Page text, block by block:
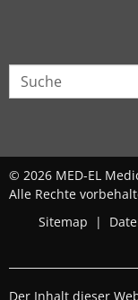
© 2026 MED-EL
Alle Rechte
Sitemap
|
Der Inhalt dieser